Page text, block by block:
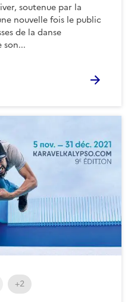
soutenue par la
nouvelle fois le public
de la danse
+2